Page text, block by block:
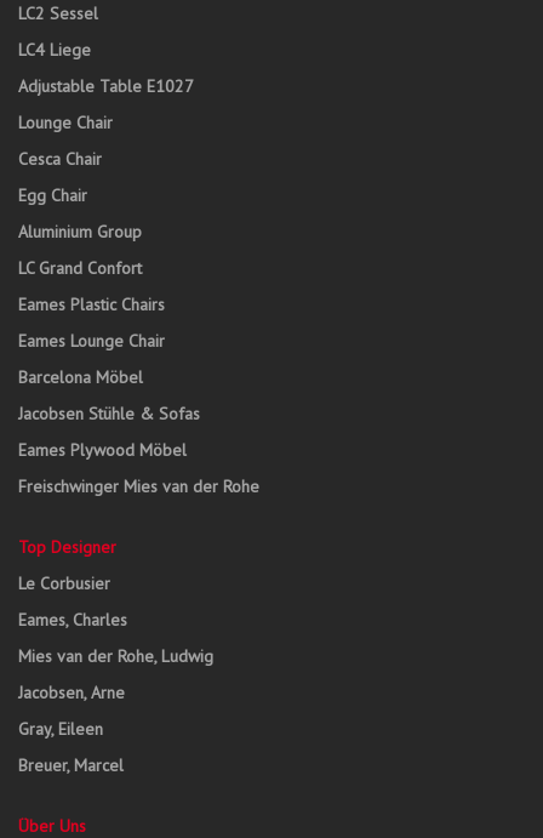
LC2 Sessel
LC4 Liege
Adjustable Table E1027
Lounge Chair
Cesca Chair
Egg Chair
Aluminium Group
LC Grand Confort
Eames Plastic Chairs
Eames Lounge Chair
Barcelona Möbel
Jacobsen Stühle & Sofas
Eames Plywood Möbel
Freischwinger Mies van der Rohe
Top Designer
Le Corbusier
Eames, Charles
Mies van der Rohe, Ludwig
Jacobsen, Arne
Gray, Eileen
Breuer, Marcel
Über Uns